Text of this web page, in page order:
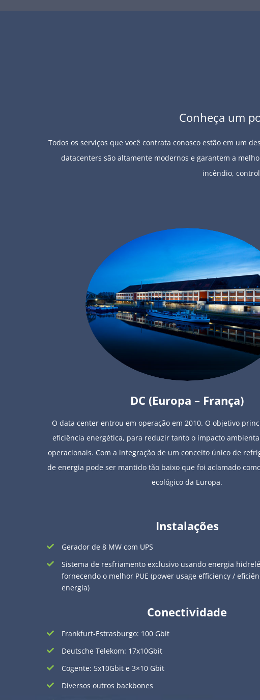
Conheça um
Todos os serviços que você contrata conosco estão em um
datacenters são altamente modernos e garantem a
incêndio,
DC (Europa – França)
O data center entrou em operação em 2010. O objetivo
eficiência energética, para reduzir tanto o impacto
operacionais. Com a integração de um conceito único de
de energia pode ser mantido tão baixo que foi aclamado
ecológico da Europa.
Instalações
Gerador de 8 MW com UPS
Sistema de resfriamento exclusivo usando energia
fornecendo o melhor PUE (power usage efficiency /
energia)
Conectividade
Frankfurt-Estrasburgo: 100 Gbit
Deutsche Telekom: 17x10Gbit
Cogente: 5x10Gbit e 3×10 Gbit
Diversos outros backbones